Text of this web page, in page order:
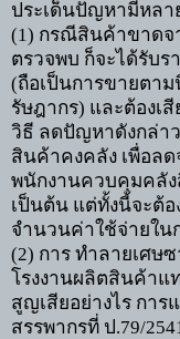
ประเด็นปัญหามีหล
(1) กรณีสินค้าขาด
ตรวจพบ ก็จะได้รับร
(ถือเป็นการขายตา
รัษฎากร) และต้องเสี
วิธี ลดปัญหาดังกล่า
สินค้าคงคลัง เพื่อล
พนักงานควบคุมคลั
เป็นต้น แต่ทั้งนี้จะต้
จำนวนค่าใช้จ่ายใน
(2) การ ทำลายเศษ
โรงงานผลิตสินค้า
สูญเสียอย่างไร กา
สรรพากรที่ ป.79/